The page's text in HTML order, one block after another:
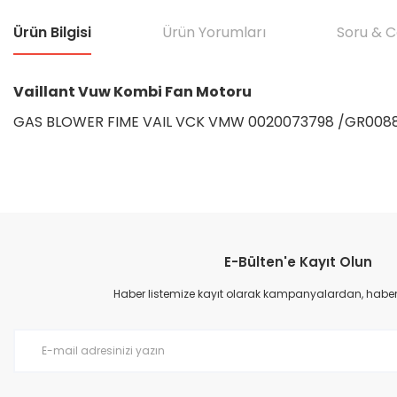
Ürün Bilgisi Ürün Yorumları Soru &
Vaillant Vuw Kombi Fan Motoru
GAS BLOWER FIME VAIL VCK VMW 0020073798 /
Ürün resmi kalitesiz, bozuk veya görüntülenemiyor.
Ürün açıklamasında eksik bilgiler bulunuyor.
E-Bülten'e Kayıt Olun
Haber listemize kayıt olarak kampanyalardan,